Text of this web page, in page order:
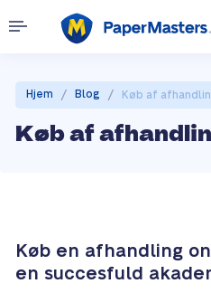
Hjem / Blog / Køb af
Køb af
Køb en afhandling
en succesfuld